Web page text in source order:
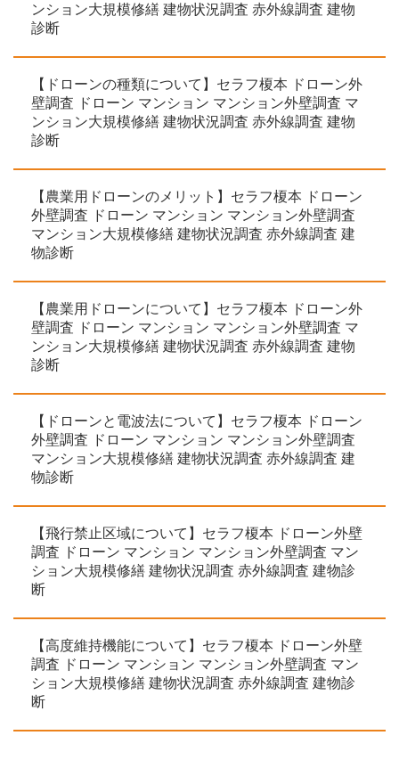
ンション大規模修繕 建物状況調査 赤外線調査 建物
診断
【ドローンの種類について】セラフ榎本 ドローン外
壁調査 ドローン マンション マンション外壁調査 マ
ンション大規模修繕 建物状況調査 赤外線調査 建物
診断
【農業用ドローンのメリット】セラフ榎本 ドローン
外壁調査 ドローン マンション マンション外壁調査
マンション大規模修繕 建物状況調査 赤外線調査 建
物診断
【農業用ドローンについて】セラフ榎本 ドローン外
壁調査 ドローン マンション マンション外壁調査 マ
ンション大規模修繕 建物状況調査 赤外線調査 建物
診断
【ドローンと電波法について】セラフ榎本 ドローン
外壁調査 ドローン マンション マンション外壁調査
マンション大規模修繕 建物状況調査 赤外線調査 建
物診断
【飛行禁止区域について】セラフ榎本 ドローン外壁
調査 ドローン マンション マンション外壁調査 マン
ション大規模修繕 建物状況調査 赤外線調査 建物診
断
【高度維持機能について】セラフ榎本 ドローン外壁
調査 ドローン マンション マンション外壁調査 マン
ション大規模修繕 建物状況調査 赤外線調査 建物診
断